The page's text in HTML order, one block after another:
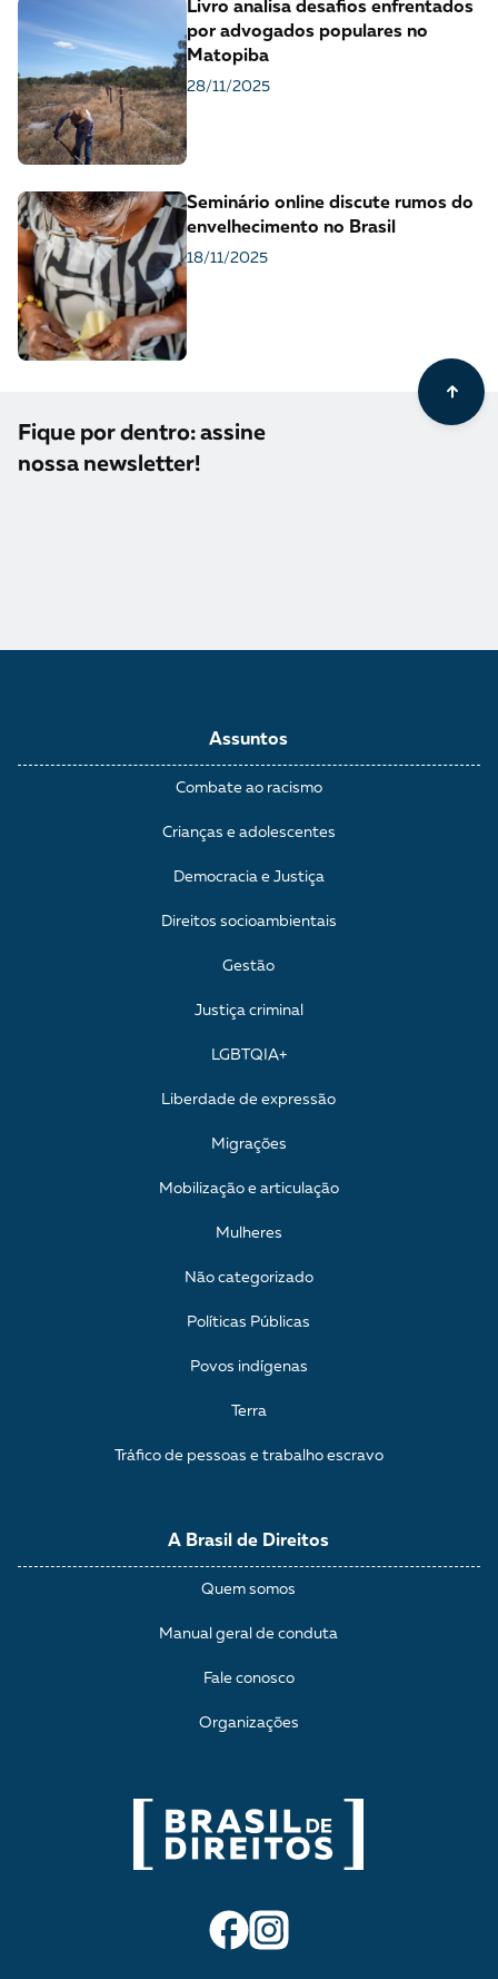
Livro analisa desafios enfrentados
por advogados populares no
Matopiba
28/11/2025
Seminário online discute rumos do
envelhecimento no Brasil
18/11/2025
Fique por dentro: assine
nossa newsletter!
A Brasil de Direitos
Quem somos
Manual geral de conduta
Fale conosco
Organizações
Assuntos
Combate ao racismo
Crianças e adolescentes
Democracia e Justiça
Direitos socioambientais
Gestão
Justiça criminal
LGBTQIA+
Liberdade de expressão
Migrações
Mobilização e articulação
Mulheres
Não categorizado
Políticas Públicas
Povos indígenas
Terra
Tráfico de pessoas e trabalho escravo